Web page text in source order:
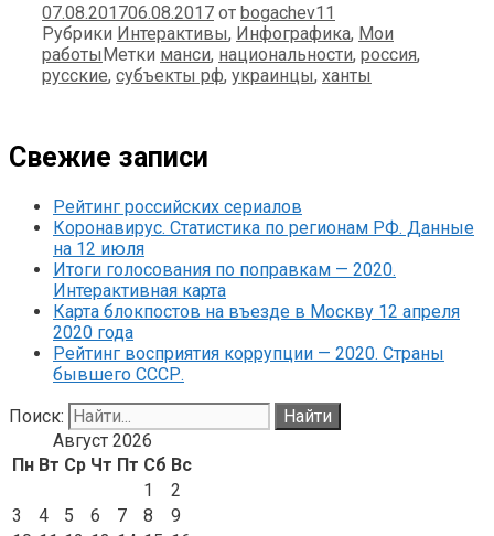
07.08.201706.08.2017 от bogachev11
Рубрики Интерактивы, Инфографика, Мои
работыМетки манси, национальности, россия,
русские, субъекты рф, украинцы, ханты
Свежие записи
Рейтинг российских сериалов
Коронавирус. Статистика по регионам РФ. Данные
на 12 июля
Итоги голосования по поправкам — 2020.
Интерактивная карта
Карта блокпостов на въезде в Москву 12 апреля
2020 года
Рейтинг восприятия коррупции — 2020. Страны
бывшего СССР.
Поиск:
Август 2026
Пн Вт Ср Чт Пт Сб Вс
1
2
3
4 5 6 7 8
9